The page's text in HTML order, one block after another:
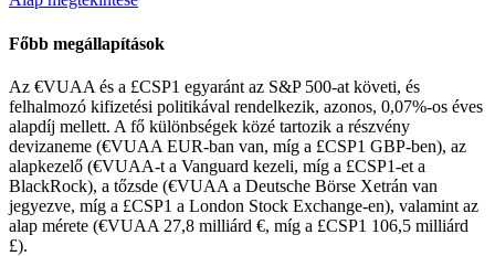
Főbb megállapítások
Az €VUAA és a £CSP1 egyaránt az S&P 500-at követi, és
felhalmozó kifizetési politikával rendelkezik, azonos, 0,07%-os éves
alapdíj mellett. A fő különbségek közé tartozik a részvény
devizaneme (€VUAA EUR-ban van, míg a £CSP1 GBP-ben), az
alapkezelő (€VUAA-t a Vanguard kezeli, míg a £CSP1-et a
BlackRock), a tőzsde (€VUAA a Deutsche Börse Xetrán van
jegyezve, míg a £CSP1 a London Stock Exchange-en), valamint az
alap mérete (€VUAA 27,8 milliárd €, míg a £CSP1 106,5 milliárd
£).